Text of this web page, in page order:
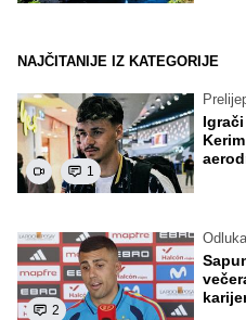
NAJČITANIJE IZ KATEGORIJE
1
2